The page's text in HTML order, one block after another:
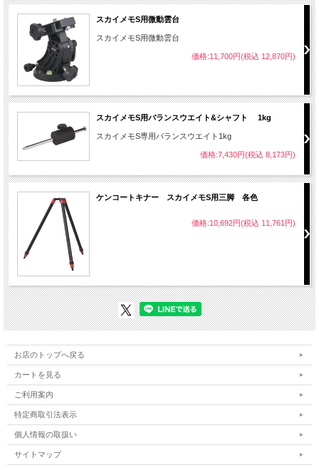
スカイメモS用微動雲台
スカイメモS用微動雲台
価格:11,700円(税込 12,870円)
スカイメモS用バランスウエイト&シャフト 1kg
スカイメモS専用バランスウエイト1kg
価格:7,430円(税込 8,173円)
ケンコートキナー スカイメモS用三脚 各色
価格:10,692円(税込 11,761円)
お店のトップへ戻る
カートを見る
ご利用案内
特定商取引法表示
個人情報の取扱い
サイトマップ